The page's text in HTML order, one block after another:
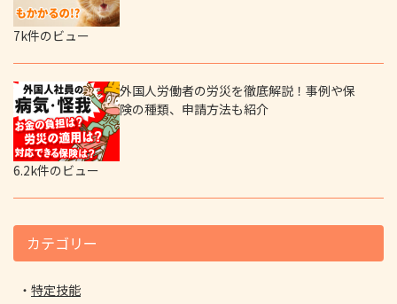
7k件のビュー
外国人労働者の労災を徹底解説！事例や保
険の種類、申請方法も紹介
6.2k件のビュー
カテゴリー
特定技能